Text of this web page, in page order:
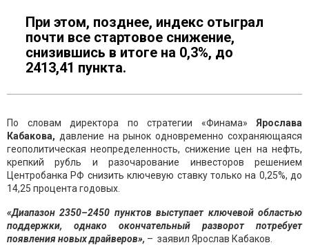
При этом, позднее, индекс отыграл
почти все стартовое снижение,
снизившись в итоге на 0,3%, до
2413,41 пункта.
По словам директора по стратегии «Финама» Ярослава
Кабакова, давление на рынок одновременно сохраняющаяся
геополитическая неопределенность, снижение цен на нефть,
крепкий рубль и разочарование инвесторов решением
Центробанка РФ снизить ключевую ставку только на 0,25%, до
14,25 процента годовых.
«Диапазон 2350–2450 пунктов выступает ключевой областью
поддержки, однако окончательный разворот потребует
появления новых драйверов», – заявил Ярослав Кабаков.